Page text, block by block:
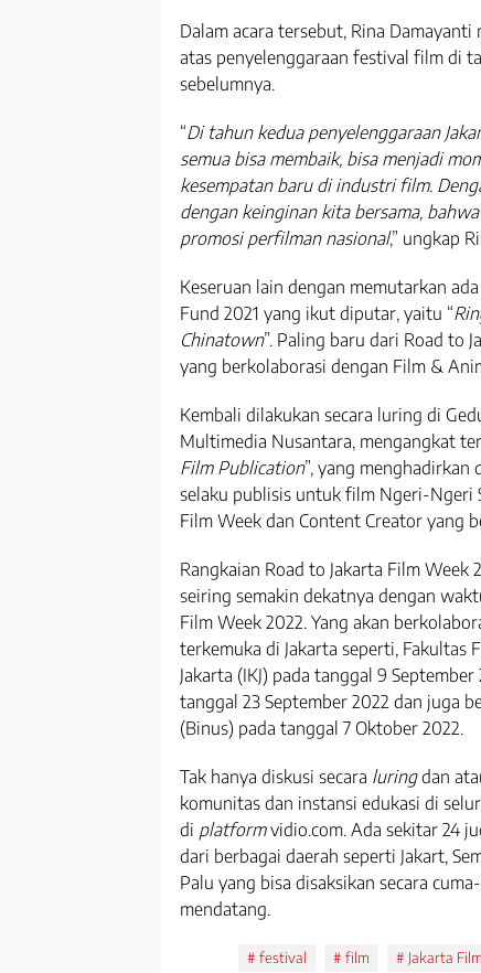
Dalam acara tersebut, Rina
atas penyelenggaraan festival film di
sebelumnya.
“Di tahun kedua penyelenggaraan
semua bisa membaik, bisa menjadi
kesempatan baru di industri film.
dengan keinginan kita bersama,
promosi perfilman nasional,” ungkap
Keseruan lain dengan memutarkan
Fund 2021 yang ikut diputar, yaitu “
Chinatown”. Paling baru dari Road to
yang berkolaborasi dengan Film &
Kembali dilakukan secara luring di
Multimedia Nusantara, mengangkat
Film Publication”, yang menghadirkan
selaku publisis untuk film Ngeri-Ngeri
Film Week dan Content Creator yang
Rangkaian Road to Jakarta Film Week
seiring semakin dekatnya dengan
Film Week 2022. Yang akan
terkemuka di Jakarta seperti, Fakultas
Jakarta (IKJ) pada tanggal 9
tanggal 23 September 2022 dan juga
(Binus) pada tanggal 7 Oktober 2022.
Tak hanya diskusi secara luringdan
komunitas dan instansi edukasi di
di platformvidio.com. Ada sekitar 24
dari berbagai daerah seperti Jakart,
Palu yang bisa disaksikan secara
mendatang.
festival film Jakarta